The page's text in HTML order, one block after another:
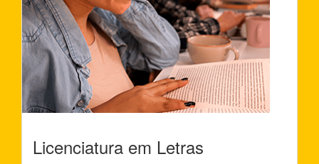
Licenciatura em Letras